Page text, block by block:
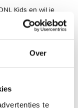
Over
te
Kids en wil je
van wanneer je